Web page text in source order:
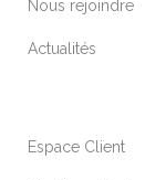
Nous rejoindre
Actualités
Espace Client